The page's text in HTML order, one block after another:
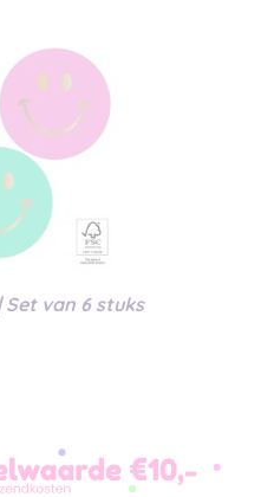
Set van 6 stuks